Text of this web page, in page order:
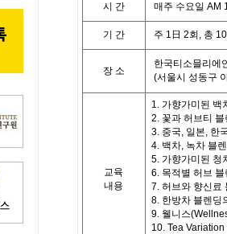
시
간 매주 수요일 AM
기 간 주 1 日 2회 , 총 10
장 소
한국티소믈리에
(서울시 성동구
교육
내용
1. 가향가미된 백
2. 꽃과 허브티
3. 중국, 일본, 한
4. 백차, 녹차 블
5. 가향가미된 청
6. 목적별 허브
7. 허브와 향신료
8. 한방차 블렌딩
9. 웰니스
10. Tea